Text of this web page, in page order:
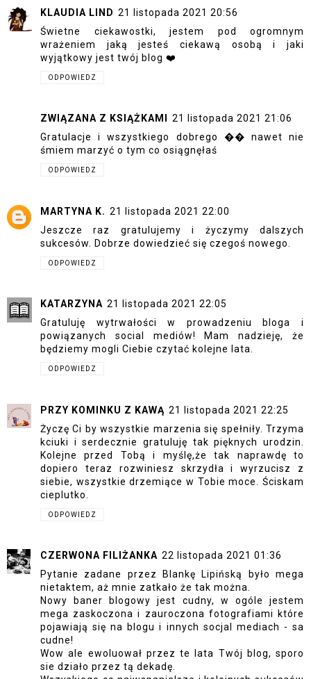
KLAUDIA LIND 21 listopada 2021 20:56
Świetne ciekawostki, jestem pod ogromnym
wrażeniem jaką jesteś ciekawą osobą i jaki
wyjątkowy jest twój blog ❤️
ODPOWIEDZ
ZWIĄZANA Z KSIĄŻKAMI
21 listopada 2021 21:06
Gratulacje i wszystkiego dobrego �� nawet nie
śmiem marzyć o tym co osiągnęłaś
ODPOWIEDZ
MARTYNA K. 21 listopada 2021 22:00
Jeszcze raz gratulujemy i życzymy dalszych
sukcesów. Dobrze dowiedzieć się czegoś nowego.
ODPOWIEDZ
KATARZYNA 21 listopada 2021 22:05
Gratuluję wytrwałości w prowadzeniu bloga i
powiązanych social mediów! Mam nadzieję, że
będziemy mogli Ciebie czytać kolejne lata.
ODPOWIEDZ
PRZY KOMINKU Z KAWĄ 21 listopada 2021 22:25
Życzę Ci by wszystkie marzenia się spełniły. Trzyma
kciuki i serdecznie gratuluję tak pięknych urodzin.
Kolejne przed Tobą i myślę,że tak naprawdę to
dopiero teraz rozwiniesz skrzydła i wyrzucisz z
siebie, wszystkie drzemiące w Tobie moce. Ściskam
cieplutko.
ODPOWIEDZ
CZERWONA FILIŻANKA 22 listopada 2021 01:36
Pytanie zadane przez Blankę Lipińską było mega
nietaktem, aż mnie zatkało że tak można.
Nowy baner blogowy jest cudny, w ogóle jestem
mega zaskoczona i zauroczona fotografiami które
pojawiają się na blogu i innych socjal mediach - sa
cudne!
Wow ale ewoluował przez te lata Twój blog, sporo
sie działo przez tą dekadę.